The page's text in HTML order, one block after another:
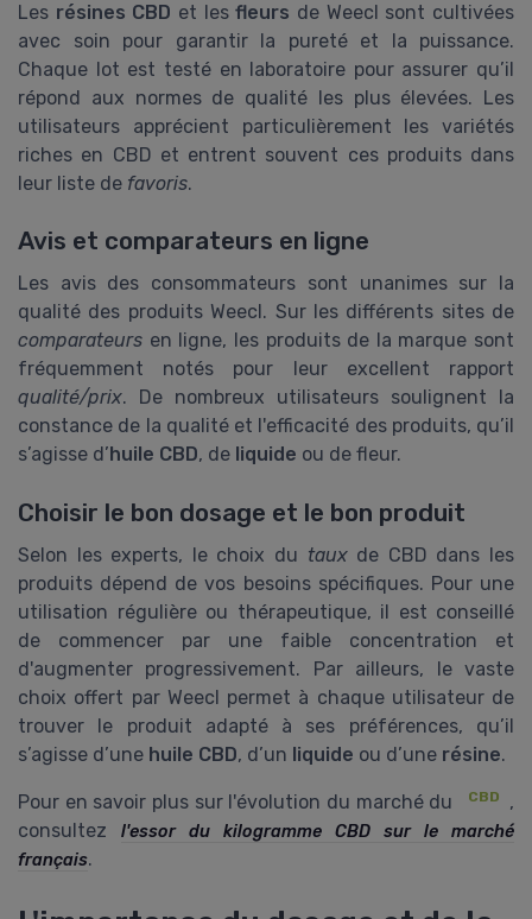
Les résines CBD et lesfleurs de Weecl sont cultivées
avec soin pour garantir la pureté et la puissance.
Chaque lot est testé en laboratoire pour assurer qu’il
répond aux normes de qualité les plus élevées. Les
utilisateurs apprécient particulièrement les variétés
riches en CBD et entrent souvent ces produits dans
leur liste de favoris.
Avis et comparateurs en ligne
Les avis des consommateurs sont unanimes sur la
qualité des produits Weecl. Sur les différents sites de
comparateurs en ligne, les produits de la marque sont
fréquemment notés pour leur excellent rapport
qualité/prix. De nombreux utilisateurs soulignent la
constance de la qualité et l'efficacité des produits, qu’il
s’agisse d’ huile CBD, de liquide ou de fleur.
Choisir le bon dosage et le bon produit
Selon les experts, le choix du tauxde CBD dans les
produits dépend de vos besoins spécifiques. Pour une
utilisation régulière ou thérapeutique, il est conseillé
de commencer par une faible concentration et
d'augmenter progressivement. Par ailleurs, le vaste
choix offert par Weecl permet à chaque utilisateur de
trouver le produit adapté à ses préférences, qu’il
s’agisse d’une huile CBD, d’un liquide ou d’une résine.
Pour en savoir plus sur l'évolution du marché du CBD
,
consultez l'essor du kilogramme CBD sur le marché
français.